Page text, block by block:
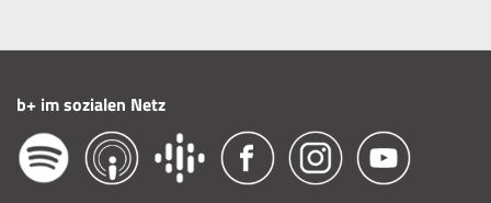
b+ im sozialen Netz